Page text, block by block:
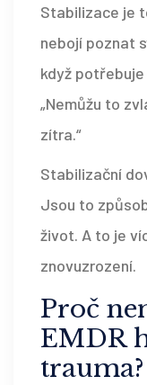
Stabilizace je
nebojí poznat
když
„Nemůžu to
zítra.“
Stabilizační
Jsou to
život. A to je
znovuzrození.
Proč
EMDR
trauma?